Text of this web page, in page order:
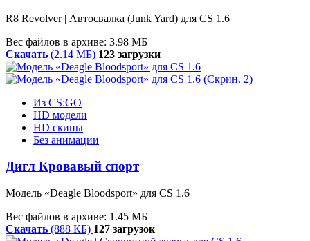
R8 Revolver | Автосвалка (Junk Yard) для CS 1.6
Вес файлов в архиве: 3.98 МБ
Скачать (2.14 МБ) 123 загрузки
Из CS:GO
HD модели
HD скины
Без анимации
Дигл Кровавый спорт
Модель «Deagle Bloodsport» для CS 1.6
Вес файлов в архиве: 1.45 МБ
Скачать (888 КБ) 127 загрузок